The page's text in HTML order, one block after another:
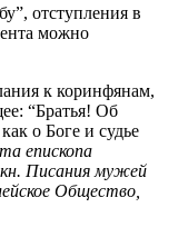
отступления в
можно
к коринфянам,
“Братья! Об
о Боге и судье
епископа
Писания мужей
Общество,